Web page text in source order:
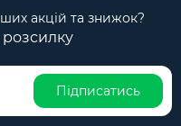
акцій та знижок?
розсилку
Підписатись